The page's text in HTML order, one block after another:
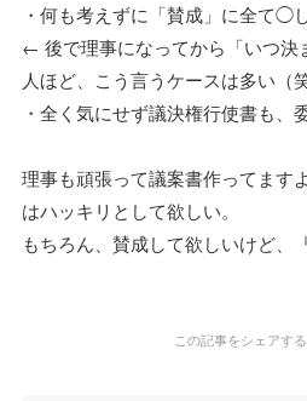
・何も考えずに「賛成」に全て◯
← 後で理事になってから「いつ決
人ほど、こう言うケースは多い（笑
・全く気にせず議決権行使書も、
理事も頑張って議案書作ってます
はハッキリとして欲しい。
もちろん、賛成して欲しいけど、
この記事をシェアする